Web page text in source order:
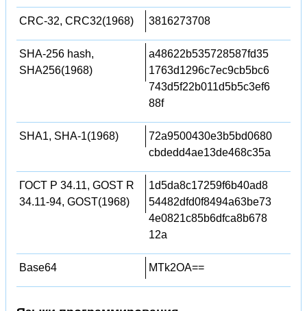
CRC-32, CRC32(1968) 3816273708
SHA-256 hash,
SHA256(1968)
a48622b535728587fd35
1763d1296c7ec9cb5bc6
743d5f22b011d5b5c3ef6
88f
SHA1, SHA-1(1968)
72a9500430e3b5bd0680
cbdedd4ae13de468c35a
ГОСТ Р 34.11, GOST R
34.11-94, GOST(1968)
1d5da8c17259f6b40ad8
54482dfd0f8494a63be73
4e0821c85b6dfca8b678
12a
Base64 MTk2OA==